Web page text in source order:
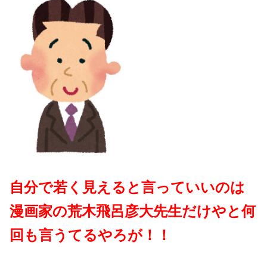
自分で若く見えると言っていいのは
漫画家の荒木飛呂彦大先生だけやと何
回も言うてるやろが！！